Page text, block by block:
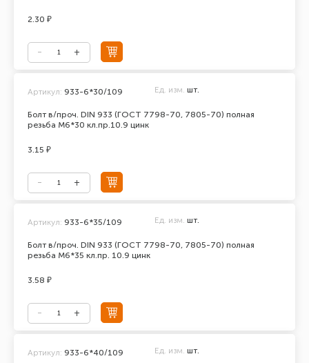
2.30 ₽
Болт в/проч. DIN 933 (ГОСТ 7798-70, 7805-70) полная
резьба М6*30 кл.пр.10.9 цинк
Артикул: 933-6*30/109 Ед. изм. шт.
3.15 ₽
Болт в/проч. DIN 933 (ГОСТ 7798-70, 7805-70) полная
резьба М6*35 кл.пр. 10.9 цинк
Артикул: 933-6*35/109 Ед. изм. шт.
3.58 ₽
Артикул: 933-6*40/109 Ед. изм. шт.